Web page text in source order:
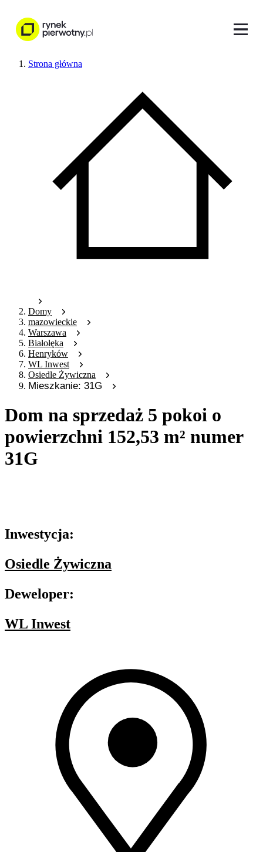
Strona główna
Domy
mazowieckie
Warszawa
Białołęka
Henryków
WL Inwest
Osiedle Żywiczna
Mieszkanie: 31G
Dom na sprzedaż 5 pokoi o
powierzchni 152,53 m² numer
31G
Inwestycja:
Osiedle Żywiczna
Deweloper:
WL Inwest